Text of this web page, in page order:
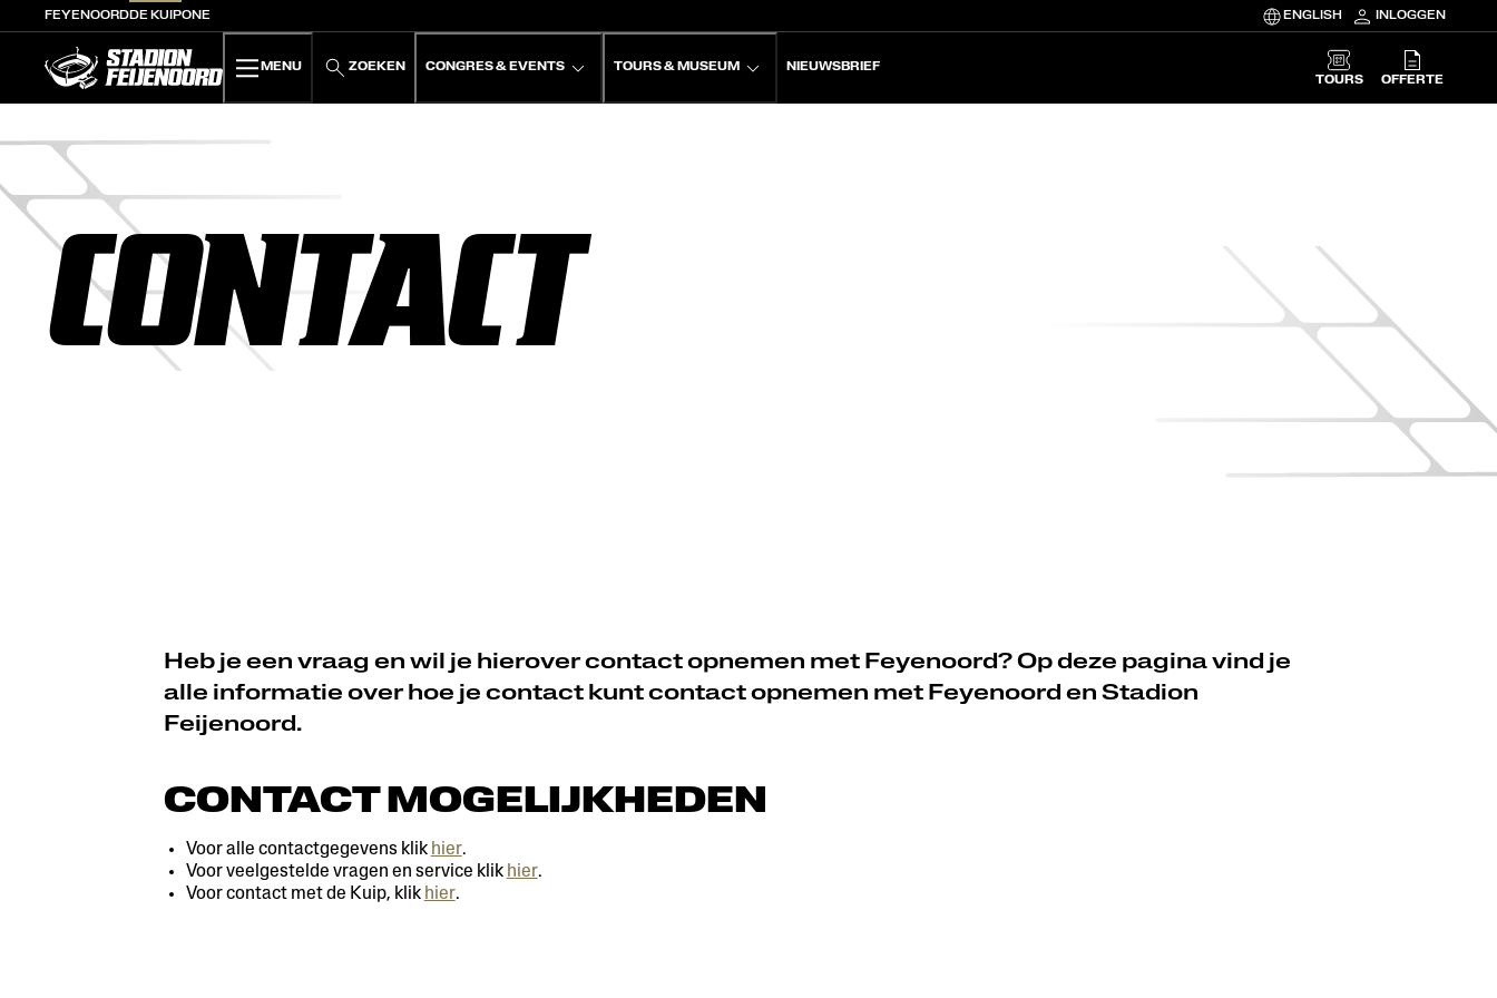
FEYENOORDDE KUIPONE ENGLISH INLOGGEN
De Kuip home
MENU ZOEKEN CONGRES & EVENTS TOURS & MUSEUM
NIEUWSBRIEF
TOURS
OFFERTE
CONTACT
Heb je een vraag en wil je hierover contact opnemen met Feyenoord? Op deze pagina vind je
alle informatie over hoe je contact kunt contact opnemen met Feyenoord en Stadion
Feijenoord.
CONTACT MOGELIJKHEDEN
Voor alle contactgegevens klik hier.
Voor veelgestelde vragen en service klik hier.
Voor contact met de Kuip, klik hier.